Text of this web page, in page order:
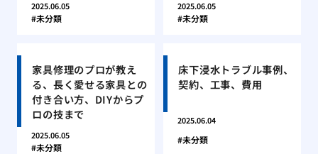
2025.06.05
未分類
2025.06.05
未分類
家具修理のプロが教え
る、長く愛せる家具との
付き合い方、DIYからプ
ロの技まで
2025.06.05
未分類
床下浸水トラブル事例、
契約、工事、費用
2025.06.04
未分類